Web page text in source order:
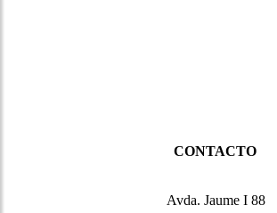
CONTACTO
Avda. Jaume I 88